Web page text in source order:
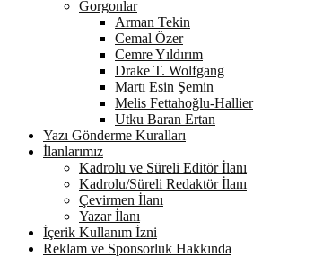
Gorgonlar
Arman Tekin
Cemal Özer
Cemre Yıldırım
Drake T. Wolfgang
Martı Esin Şemin
Melis Fettahoğlu-Hallier
Utku Baran Ertan
Yazı Gönderme Kuralları
İlanlarımız
Kadrolu ve Süreli Editör İlanı
Kadrolu/Süreli Redaktör İlanı
Çevirmen İlanı
Yazar İlanı
İçerik Kullanım İzni
Reklam ve Sponsorluk Hakkında